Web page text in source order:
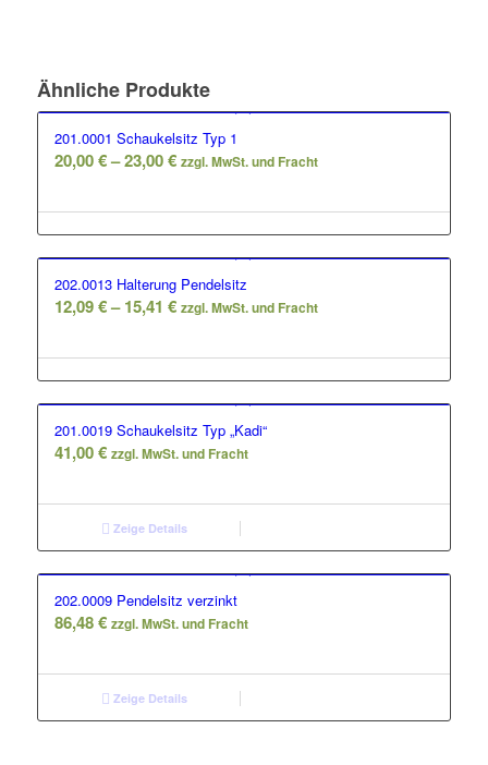
Ähnliche Produkte
201.0001 Schaukelsitz Typ 1
20,00€–23,00€Preisspanne:
bis
23,00 €
zzgl. MwSt. und Fracht
202.0013 Halterung Pendelsitz
12,09€–15,41 €Preisspanne:
bis
15,41 €
zzgl. MwSt. und Fracht
201.0019 Schaukelsitz Typ „Kadi“
41,00€ zzgl. MwSt. und Fracht
Zeige Details
202.0009 Pendelsitz verzinkt
86,48€ zzgl. MwSt. und Fracht
Zeige Details